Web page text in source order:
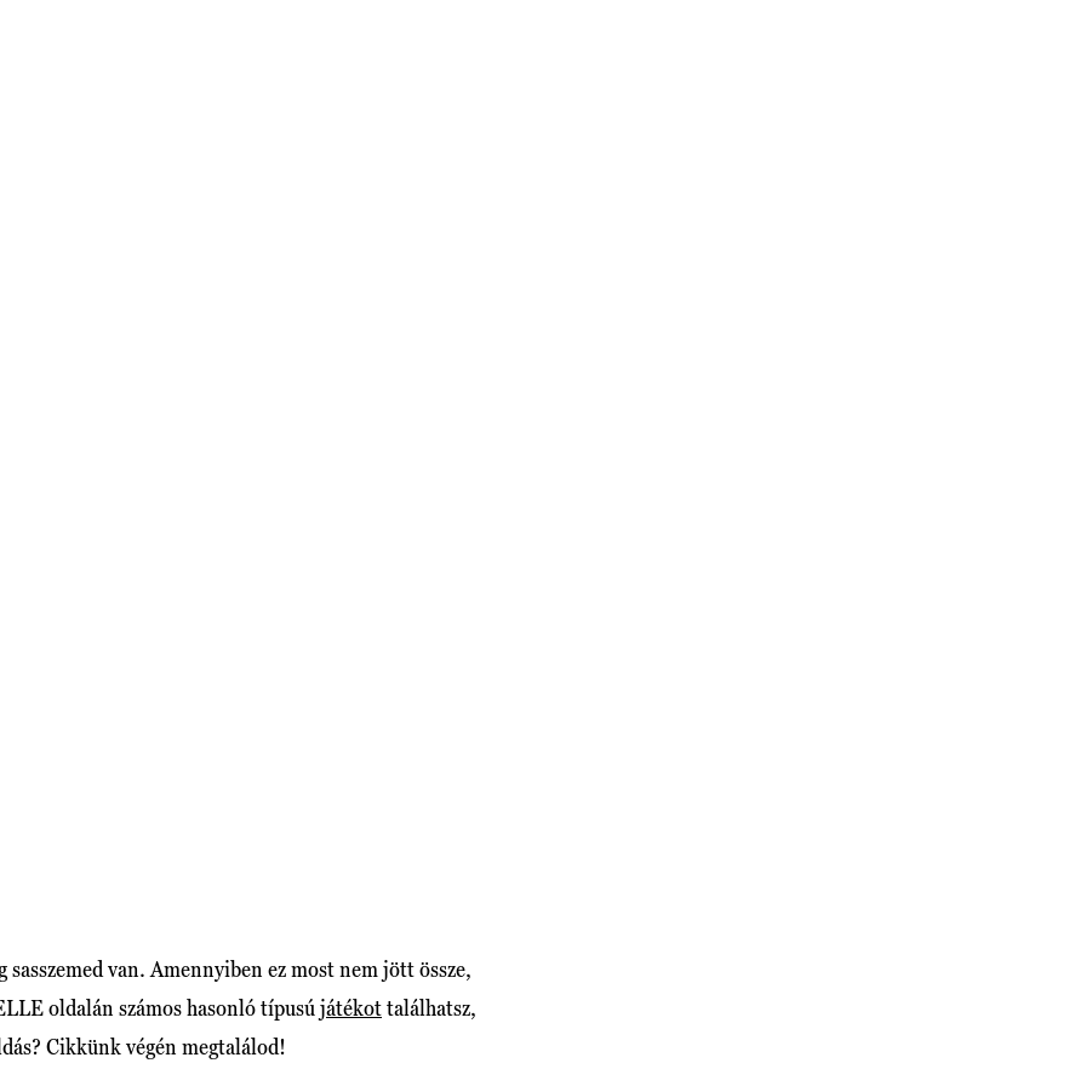
van. Amennyiben ez most nem jött össze,
oldalán számos hasonló típusú játékottalálhatsz,
Cikkünk végén megtalálod!